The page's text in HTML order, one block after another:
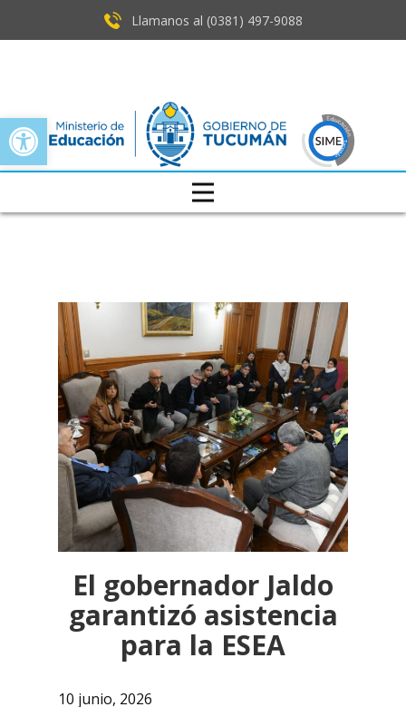
Open toolbar
Llamanos al (0381) ​497-9088
El gobernador Jaldo
garantizó asistencia
para la ESEA
10 junio, 2026